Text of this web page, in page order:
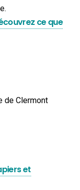
ce que
de Clermont
et